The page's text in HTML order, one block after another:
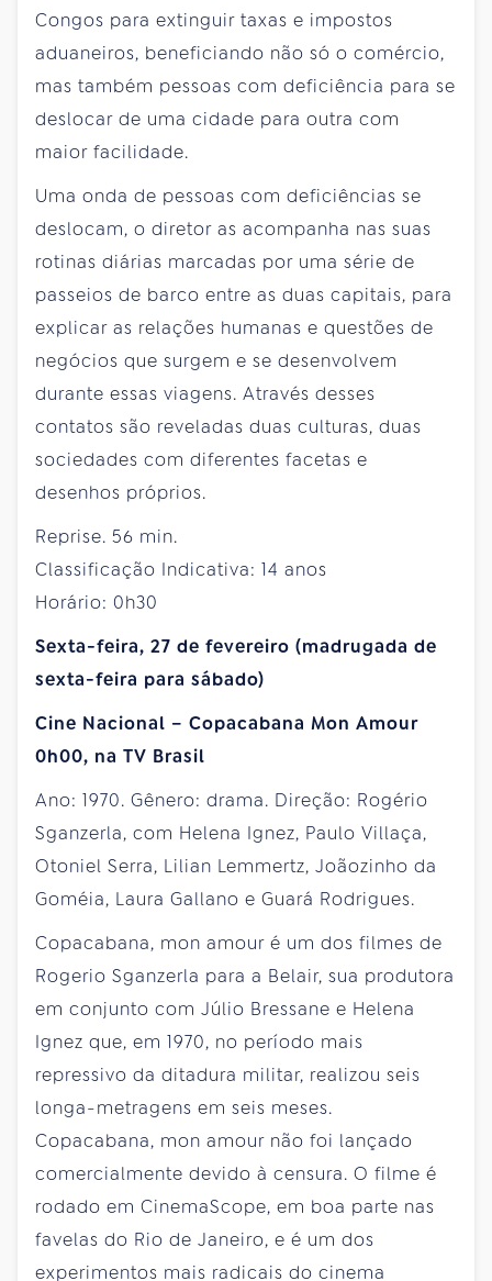
Congos para extinguir taxas e impostos
aduaneiros, beneficiando não só o comércio,
mas também pessoas com deficiência para se
deslocar de uma cidade para outra com
maior facilidade.
Uma onda de pessoas com deficiências se
deslocam, o diretor as acompanha nas suas
rotinas diárias marcadas por uma série de
passeios de barco entre as duas capitais, para
explicar as relações humanas e questões de
negócios que surgem e se desenvolvem
durante essas viagens. Através desses
contatos são reveladas duas culturas, duas
sociedades com diferentes facetas e
desenhos próprios.
Reprise. 56 min.
Classificação Indicativa: 14 anos
Horário: 0h30
Sexta-feira, 27 de fevereiro (madrugada de
sexta-feira para sábado)
Cine Nacional – Copacabana Mon Amour
0h00, na TV Brasil
Ano: 1970. Gênero: drama. Direção: Rogério
Sganzerla, com Helena Ignez, Paulo Villaça,
Otoniel Serra, Lilian Lemmertz, Joãozinho da
Goméia, Laura Gallano e Guará Rodrigues.
Copacabana, mon amour é um dos filmes de
Rogerio Sganzerla para a Belair, sua produtora
em conjunto com Júlio Bressane e Helena
Ignez que, em 1970, no período mais
repressivo da ditadura militar, realizou seis
longa-metragens em seis meses.
Copacabana, mon amour não foi lançado
comercialmente devido à censura. O filme é
rodado em CinemaScope, em boa parte nas
favelas do Rio de Janeiro, e é um dos
experimentos mais radicais do cinema